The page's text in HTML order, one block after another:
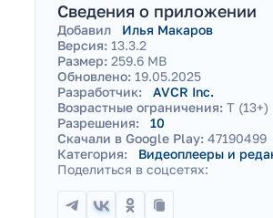
Сведения о приложении
Добавил
Илья Макаров
Версия: 13.3.2
Размер: 259.6 MB
Обновлено: 19.05.2025
Разработчик:
AVCR Inc.
Возрастные ограничения: T (13+)
Разрешения:
10
Скачали в Google Play: 47190499
Категория:
Видеоплееры и
Поделиться в соцсетях: